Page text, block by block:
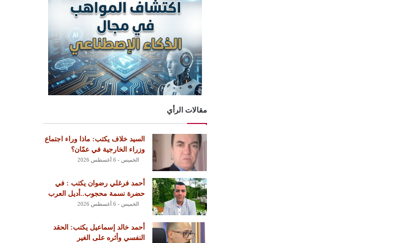
مقالات الرأي
السيد خلاف يكتب: ماذا وراء اجتماع
وزراء الخارجية في عمّان؟
الخميس - 6 أغسطس 2026
أحمد فرغلي رضوان يكتب : في
حضرة نسمة محجوب..أديل العرب
الخميس - 6 أغسطس 2026
أحمد خالد إسماعيل يكتب: الحقد
النفسي وأثره على الغير